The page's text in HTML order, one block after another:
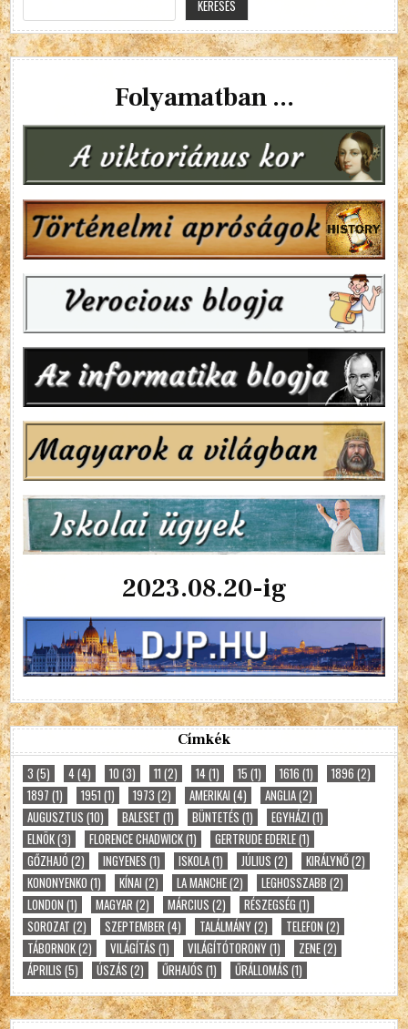
KERESÉS
Folyamatban ...
2023.08.20-ig
Címkék
3 (5) 4(4) 10 (3) 11 (2) 14(1) 15 (1) 1616 (1) 1896 (2)
1897 (1) 1951 (1) 1973 (2) AMERIKAI (4) ANGLIA(2)
AUGUSZTUS (10) BALESET (1) BÜNTETÉS (1) EGYHÁZI (1)
ELNÖK(3) FLORENCE CHADWICK(1) GERTRUDE EDERLE(1)
GŐZHAJÓ (2) INGYENES (1) ISKOLA(1) JÚLIUS (2) KIRÁLYNŐ(2)
KONONYENKO (1) KÍNAI (2) LA MANCHE(2) LEGHOSSZABB (2)
LONDON (1) MAGYAR (2) MÁRCIUS (2) RÉSZEGSÉG (1)
SOROZAT (2) SZEPTEMBER (4) TALÁLMÁNY(2) TELEFON (2)
TÁBORNOK(2) VILÁGÍTÁS (1) VILÁGÍTÓTORONY(1) ZENE(2)
ÁPRILIS (5) ÚSZÁS (2) ŰRHAJÓS (1) ŰRÁLLOMÁS (1)